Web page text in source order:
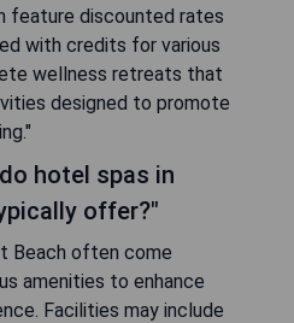
feature discounted rates
with credits for various
wellness retreats that
designed to promote
hotel spas in
offer?"
Beach often come
amenities to enhance
Facilities may include